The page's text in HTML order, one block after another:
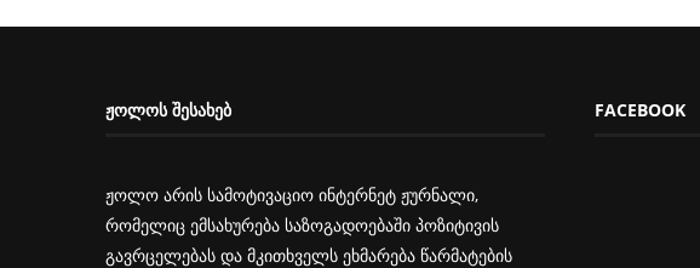
ᲟᲝᲚᲝᲡ ᲨᲔᲡᲐᲮᲔᲑ
ჟოლო არის სამოტივაციო ინტერნეტ ჟურნალი,
რომელიც ემსახურება საზოგადოებაში პოზიტივის
გავრცელებას და მკითხველს ეხმარება წარმატების
FACEBOOK